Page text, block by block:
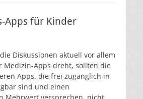
Apps für Kinder
Diskussionen aktuell vor allem
Medizin-Apps dreht, sollten die
Apps, die frei zugänglich in
sind und einen